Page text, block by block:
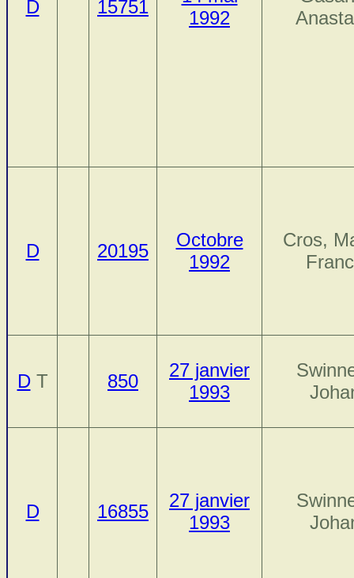
D 15751
1992
D 20195
Octobre
1992
Cros,
DT 850
27 janvier
1993
D 16855
27 janvier
1993